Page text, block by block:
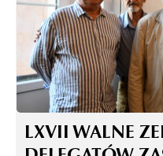
LXVII WALNE